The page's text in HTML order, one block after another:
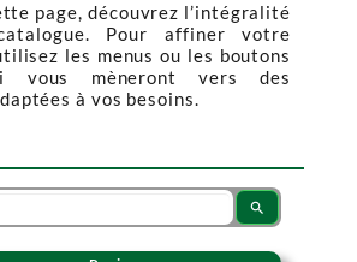
page, découvrez l’intégralité
Pour affiner votre
les menus ou les boutons
vous mèneront vers des
à vos besoins.
search